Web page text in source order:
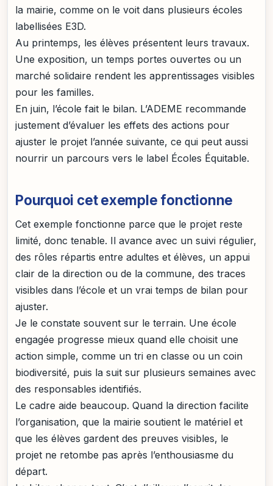
la mairie, comme on le voit dans plusieurs écoles
labellisées E3D.
Au printemps, les élèves présentent leurs travaux.
Une exposition, un temps portes ouvertes ou un
marché solidaire rendent les apprentissages visibles
pour les familles.
En juin, l’école fait le bilan. L’ADEME recommande
justement d’évaluer les effets des actions pour
ajuster le projet l’année suivante, ce qui peut aussi
nourrir un parcours vers le label Écoles Équitable.
Pourquoi cet exemple fonctionne
Cet exemple fonctionne parce que le projet reste
limité, donc tenable. Il avance avec un suivi régulier,
des rôles répartis entre adultes et élèves, un appui
clair de la direction ou de la commune, des traces
visibles dans l’école et un vrai temps de bilan pour
ajuster.
Je le constate souvent sur le terrain. Une école
engagée progresse mieux quand elle choisit une
action simple, comme un tri en classe ou un coin
biodiversité, puis la suit sur plusieurs semaines avec
des responsables identifiés.
Le cadre aide beaucoup. Quand la direction facilite
l’organisation, que la mairie soutient le matériel et
que les élèves gardent des preuves visibles, le
projet ne retombe pas après l’enthousiasme du
départ.